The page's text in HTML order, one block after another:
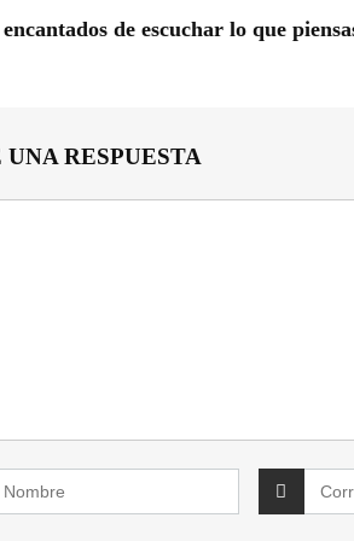
de escuchar lo que
UNA RESPUESTA